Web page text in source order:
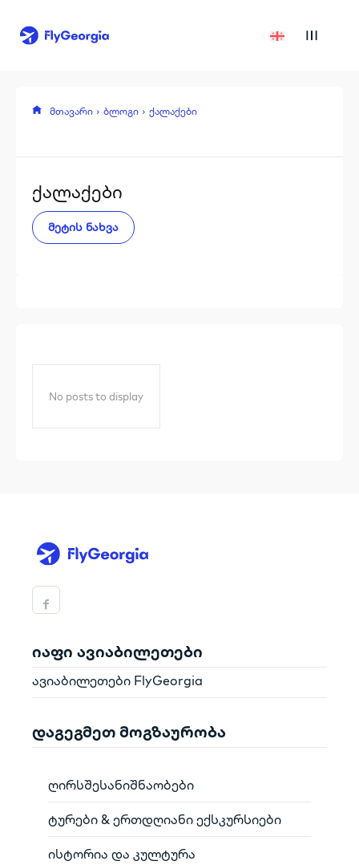
მთავარი ბლოგი ქალაქები
ქალაქები
მეტის ნახვა
No posts to display
იაფი ავიაბილეთები
ავიაბილეთები FlyGeorgia
დაგეგმეთ მოგზაურობა
ღირსშესანიშნაობები
ტურები & ერთდღიანი ექსკურსიები
ისტორია და კულტურა